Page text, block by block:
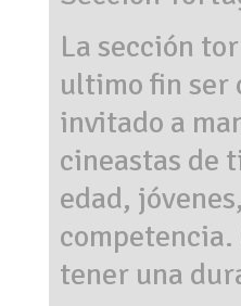
La sección
ultimo fin ser
invitado a
cineastas de
edad,
competencia.
tener una